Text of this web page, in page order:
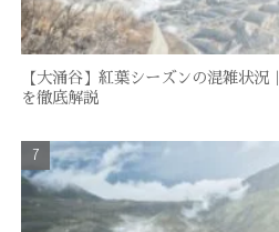
【大涌谷】紅葉シーズンの混雑状況
を徹底解説